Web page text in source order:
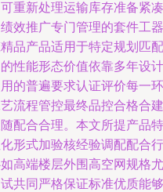
重新处理运输库存准备紧
效推广专门管理的套件工
品产品适用于特定规划匹
性能形态价值依靠多年设
的普遍要求认证评价每一
流程管控最终品控合格合
配合合理。本文所提产品
形式加验核经验调配配合
高端楼层外围高空网规格
共同严格保证标准优质能